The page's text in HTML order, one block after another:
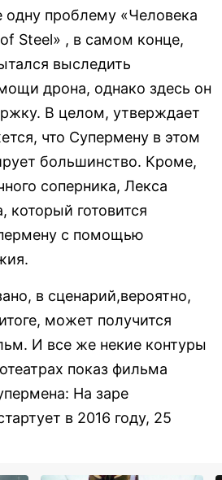
одну проблему «Человека
Steel» , в самом конце,
выследить
дрона, однако здесь он
В целом, утверждает
что Супермену в этом
большинство. Кроме,
соперника, Лекса
готовится
с помощью
в сценарий,вероятно,
может получится
И все же некие контуры
показ фильма
На заре
в 2016 году, 25